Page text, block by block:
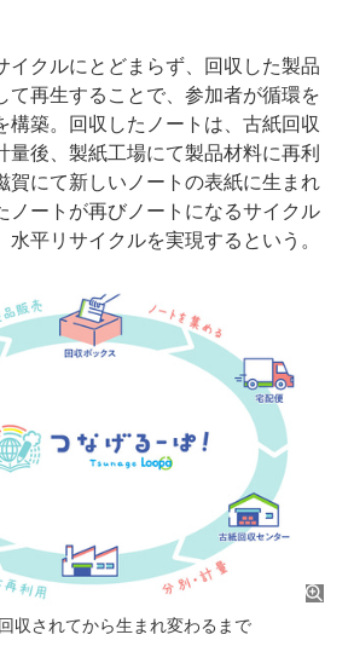
イクルにとどまらず、回収した製品
て再生することで、参加者が循環を
構築。回収したノートは、古紙回収
量後、製紙工場にて製品材料に再利
賀にて新しいノートの表紙に生まれ
ノートが再びノートになるサイクル
水平リサイクルを実現するという。
収されてから生まれ変わるまで